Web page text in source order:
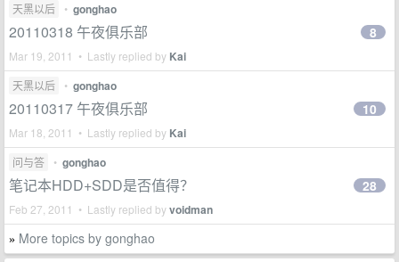
天黑以后 • gonghao
20110318 午夜俱乐部
Mar 19, 2011 • Lastly replied by Kai
8
天黑以后 • gonghao
20110317 午夜俱乐部
Mar 18, 2011 • Lastly replied by Kai
10
问与答 • gonghao
笔记本HDD+SDD是否值得？
Feb 27, 2011 • Lastly replied byvoidman
28
» More topics by gonghao